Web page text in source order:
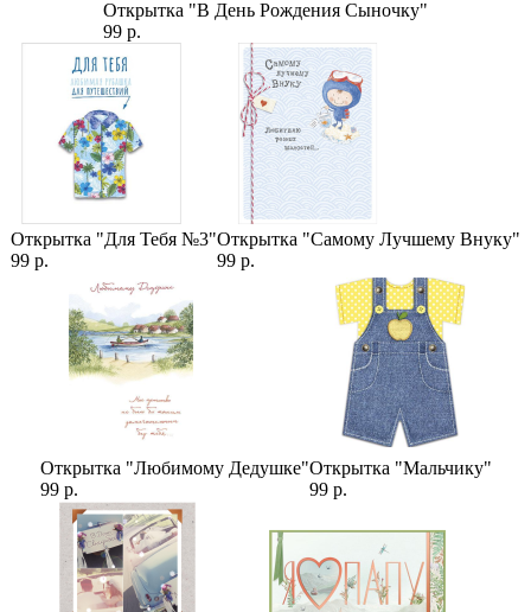
Открытка "В День Рождения Сыночку"
99 р.
Открытка "Для Тебя №3"
99 р.
Открытка "Самому Лучшему Внуку"
99 р.
Открытка "Любимому Дедушке"
99 р.
Открытка "Мальчику"
99 р.